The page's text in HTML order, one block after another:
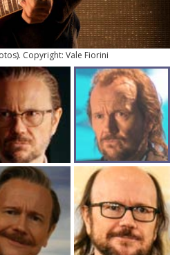
). Copyright: Vale Fiorini